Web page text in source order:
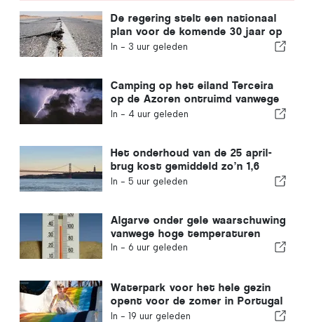
De regering stelt een nationaal
plan voor de komende 30 jaar op
om de weerbaarheid van
In - 3 uur geleden
Camping op het eiland Terceira
op de Azoren ontruimd vanwege
storm
In - 4 uur geleden
Het onderhoud van de 25 april-
brug kost gemiddeld zo’n 1,6
miljoen euro per jaar
In - 5 uur geleden
Algarve onder gele waarschuwing
vanwege hoge temperaturen
In - 6 uur geleden
Waterpark voor het hele gezin
opent voor de zomer in Portugal
met kaartjes van € 2
In - 19 uur geleden